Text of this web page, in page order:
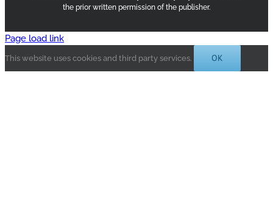
the prior written permission of the publisher.
Page load link
This website uses cookies and third party services. OK